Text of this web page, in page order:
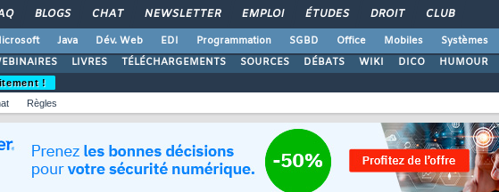
BLOGS CHAT NEWSLETTER EMPLOI ÉTUDES DROIT CLUB
Java Dév. Web EDI Programmation SGBD Office Mobiles
Systèmes
LIVRES TÉLÉCHARGEMENTS SOURCES DÉBATS WIKI DICO HUMOUR
!
Règles